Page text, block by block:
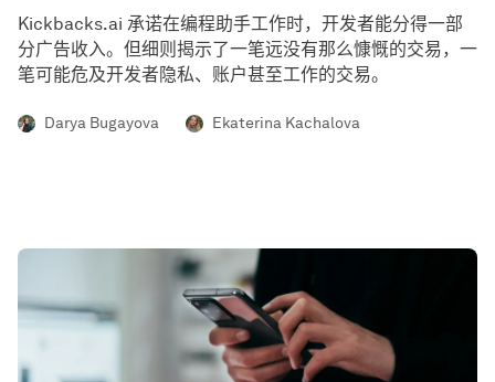
Kickbacks.ai 承诺在编程助手工作时，开发者能分得一部
分广告收入。但细则揭示了一笔远没有那么慷慨的交易，一
笔可能危及开发者隐私、账户甚至工作的交易。
Darya Bugayova Ekaterina Kachalova